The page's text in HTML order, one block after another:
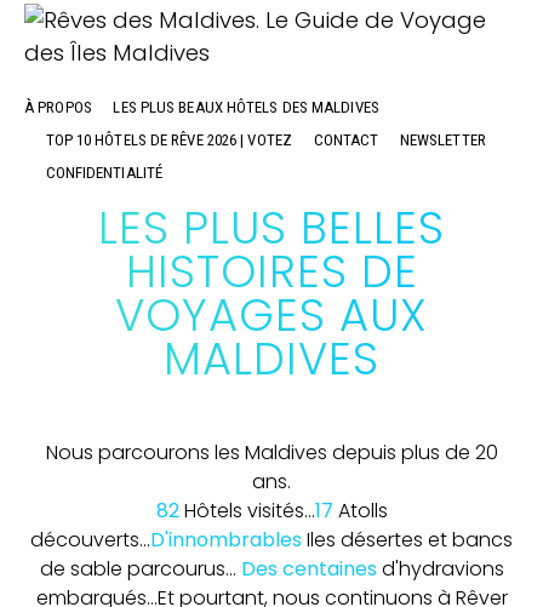
À PROPOS
LES PLUS BEAUX HÔTELS DES MALDIVES
TOP 10 HÔTELS DE RÊVE 2026 | VOTEZ
CONTACT
NEWSLETTER
CONFIDENTIALITÉ
LES PLUS BELLES
HISTOIRES DE
VOYAGES AUX
MALDIVES
Nous parcourons les Maldives depuis plus de 20
ans.
82Hôtels visités...17 Atolls
découverts...D'innombrablesIles désertes et bancs
de sable parcourus... Des centainesd'hydravions
embarqués...Et pourtant, nous continuons à Rêver